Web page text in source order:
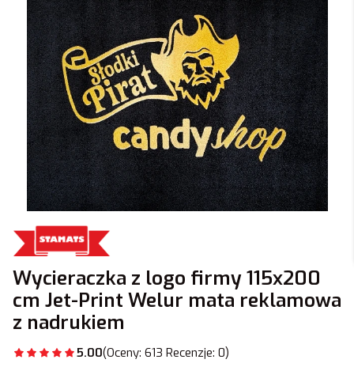
Wycieraczka z logo firmy 115x200
cm Jet-Print Welur mata reklamowa
z nadrukiem
5.00(Oceny: 613 Recenzje: 0)